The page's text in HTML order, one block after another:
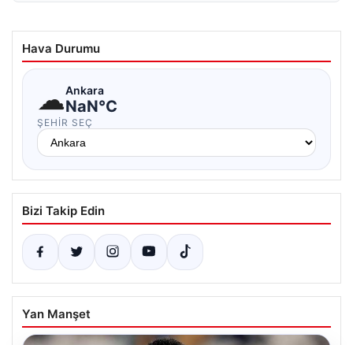
Hava Durumu
☁Ankara
NaN°C
ŞEHIR SEÇ
Bizi Takip Edin
Yan Manşet